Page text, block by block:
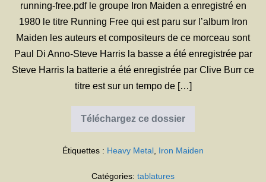
running-free.pdf le groupe Iron Maiden a enregistré en
1980 le titre Running Free qui est paru sur l’album Iron
Maiden les auteurs et compositeurs de ce morceau sont
Paul Di Anno-Steve Harris la basse a été enregistrée par
Steve Harris la batterie a été enregistrée par Clive Burr ce
titre est sur un tempo de […]
Téléchargez ce dossier
Iron
Maiden
Free
Étiquettes : Heavy Metal, Iron Maiden
Catégories: tablatures